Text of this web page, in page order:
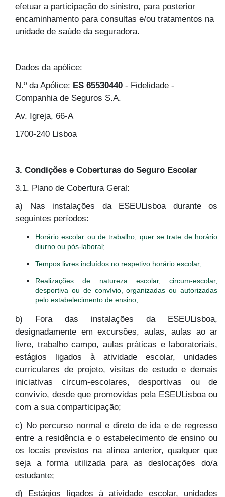
efetuar a participação do sinistro, para posterior
encaminhamento para consultas e/ou tratamentos na
unidade de saúde da seguradora.
Dados da apólice:
N.º da Apólice: ES 65530440 - Fidelidade -
Companhia de Seguros S.A.
Av. Igreja, 66-A
1700-240 Lisboa
3. Condições e Coberturas do Seguro Escolar
3.1. Plano de Cobertura Geral:
a) Nas instalações da ESEULisboa durante os
seguintes períodos:
Horário escolar ou de trabalho, quer se trate de horário
diurno ou pós-laboral;
Tempos livres incluídos no respetivo horário escolar;
Realizações de natureza escolar, circum-escolar,
desportiva ou de convívio, organizadas ou autorizadas
pelo estabelecimento de ensino;
b) Fora das instalações da ESEULisboa,
designadamente em excursões, aulas, aulas ao ar
livre, trabalho campo, aulas práticas e laboratoriais,
estágios ligados à atividade escolar, unidades
curriculares de projeto, visitas de estudo e demais
iniciativas circum-escolares, desportivas ou de
convívio, desde que promovidas pela ESEULisboa ou
com a sua comparticipação;
c) No percurso normal e direto de ida e de regresso
entre a residência e o estabelecimento de ensino ou
os locais previstos na alínea anterior, qualquer que
seja a forma utilizada para as deslocações do/a
estudante;
d) Estágios ligados à atividade escolar, unidades